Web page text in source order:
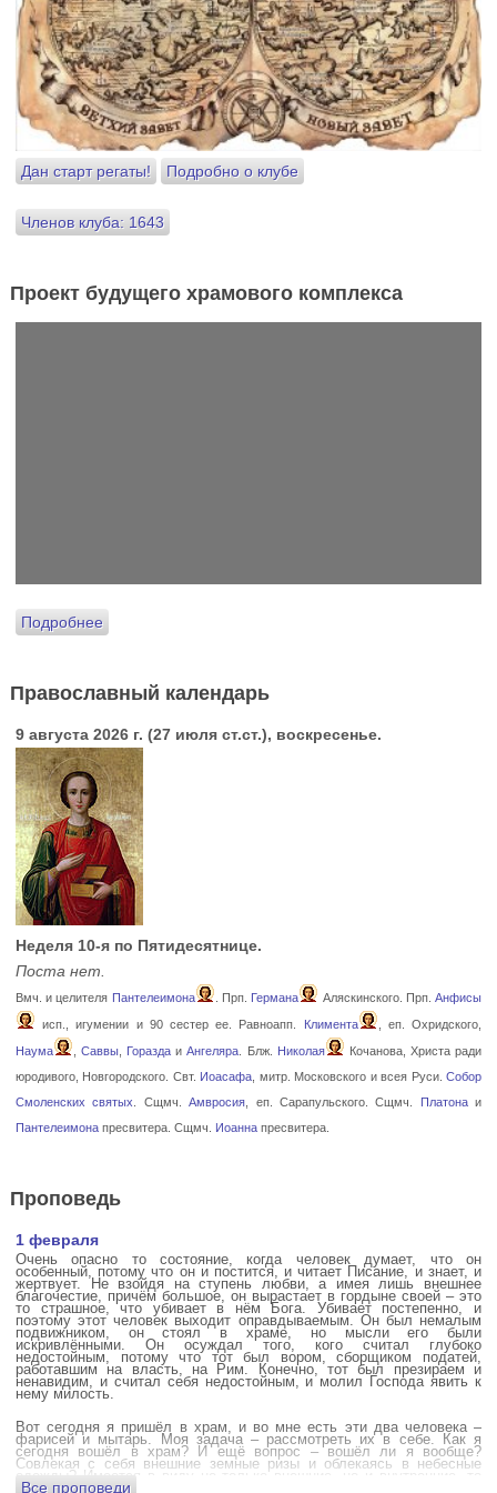
Дан старт регаты! Подробно о клубе
Членов клуба: 1643
Проект будущего храмового комплекса
Подробнее
Православный календарь
9 августа 2026 г. (27 июля ст.ст.), воскресенье.
Неделя 10-я по Пятидесятнице.
Поста нет.
Вмч. и целителя Пантелеимона . Прп. Германа Аляскинского. Прп.Анфисы
исп., игумении и 90 сестер ее. Равноапп.
Климента
, еп. Охридского,
Наума
,Саввы Горазда иАнгеляра . Блж. Николая
Кочанова, Христа ради
юродивого, Новгородского. Свт. Иоасафа , митр. Московского и всея Руси.Собор
Смоленских святых
. Сщмч.Амвросия , еп. Сарапульского. Сщмч. Платонаи
Пантелеимонапресвитера. Сщмч. Иоаннапресвитера.
Проповедь
1 февраля
Очень опасно то состояние, когда человек думает, что он
особенный, потому что он и постится, и читает Писание, и знает, и
жертвует. Не взойдя на ступень любви, а имея лишь внешнее
благочестие, причём большое, он вырастает в гордыне своей – это
то страшное, что убивает в нём Бога. Убивает постепенно, и
поэтому этот человек выходит оправдываемым. Он был немалым
подвижником, он стоял в храме, но мысли его были
искривлёнными. Он осуждал того, кого считал глубоко
недостойным, потому что тот был вором, сборщиком податей,
работавшим на власть, на Рим. Конечно, тот был презираем и
ненавидим, и считал себя недостойным, и молил Господа явить к
нему милость.
Вот сегодня я пришёл в храм, и во мне есть эти два человека –
фарисей и мытарь. Моя задача – рассмотреть их в себе. Как я
сегодня вошёл в храм? И ещё вопрос – вошёл ли я вообще?
Совлекая с себя внешние земные ризы и облекаясь в небесные
одежды? Имеется в виду не только внешние, но и внутренние, то
есть помыслы.
Все проповеди